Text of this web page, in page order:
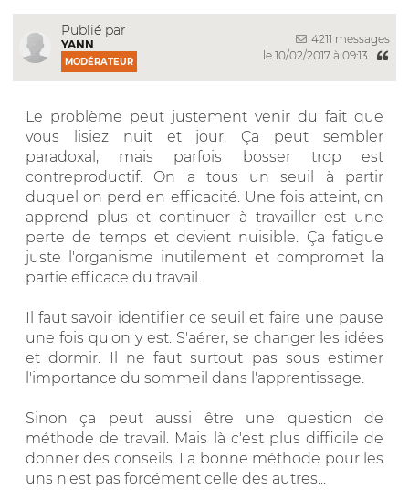
Publié par
YANN
MODÉRATEUR
4211 messages
le 10/02/2017 à 09:13
Le problème peut justement venir du fait que
vous lisiez nuit et jour. Ça peut sembler
paradoxal, mais parfois bosser trop est
contreproductif. On a tous un seuil à partir
duquel on perd en efficacité. Une fois atteint, on
apprend plus et continuer à travailler est une
perte de temps et devient nuisible. Ça fatigue
juste l'organisme inutilement et compromet la
partie efficace du travail.
Il faut savoir identifier ce seuil et faire une pause
une fois qu'on y est. S'aérer, se changer les idées
et dormir. Il ne faut surtout pas sous estimer
l'importance du sommeil dans l'apprentissage.
Sinon ça peut aussi être une question de
méthode de travail. Mais là c'est plus difficile de
donner des conseils. La bonne méthode pour les
uns n'est pas forcément celle des autres...